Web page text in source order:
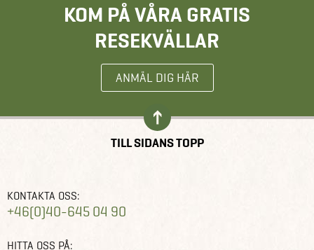
KOM PÅ VÅRA GRATIS
RESEKVÄLLAR
ANMÄL DIG HÄR
TILL SIDANS TOPP
KONTAKTA OSS:
+46(0)40-645 04 90
HITTA OSS PÅ: